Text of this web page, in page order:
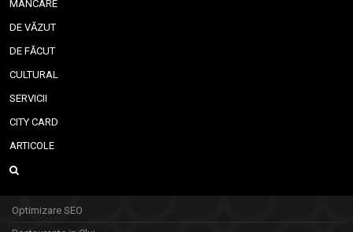
MÂNCARE
DE VĂZUT
DE FĂCUT
CULTURAL
SERVICII
CITY CARD
ARTICOLE
Optimizare SEO